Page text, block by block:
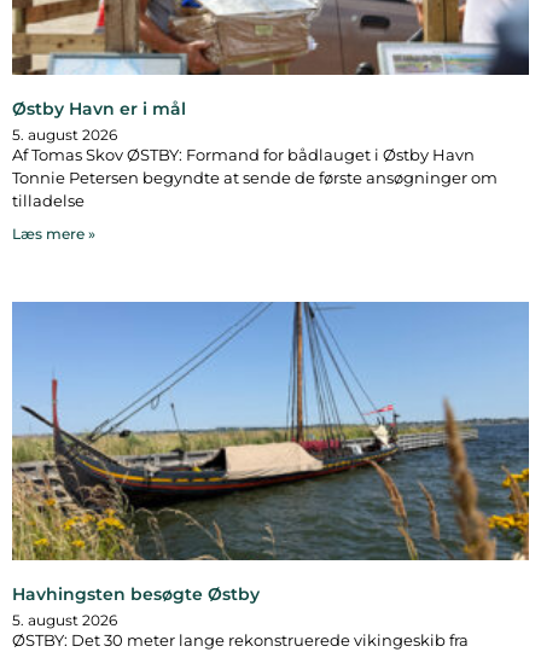
Østby Havn er i mål
5. august 2026
Af Tomas Skov ØSTBY: Formand for bådlauget i Østby Havn
Tonnie Petersen begyndte at sende de første ansøgninger om
tilladelse
Læs mere »
Havhingsten besøgte Østby
5. august 2026
ØSTBY: Det 30 meter lange rekonstruerede vikingeskib fra